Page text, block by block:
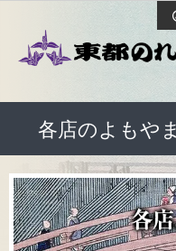
各店のよもや